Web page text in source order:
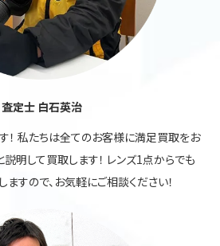
査定士 白石英治
！ 私たちは全てのお客様に満足買取をお
説明して買取します！ レンズ1点からでも
すので、お気軽にご相談ください！